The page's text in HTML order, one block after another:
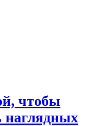
чтобы
наглядных